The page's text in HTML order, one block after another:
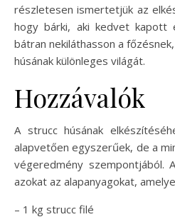
részletesen ismertetjük az
hogy bárki, aki kedvet kapott
bátran nekiláthasson a
húsának különleges világát.
Hozzávalók
A strucc húsának
alapvetően egyszerűek, de a
végeredmény szempontjából.
azokat az alapanyagokat,
– 1 kg strucc filé